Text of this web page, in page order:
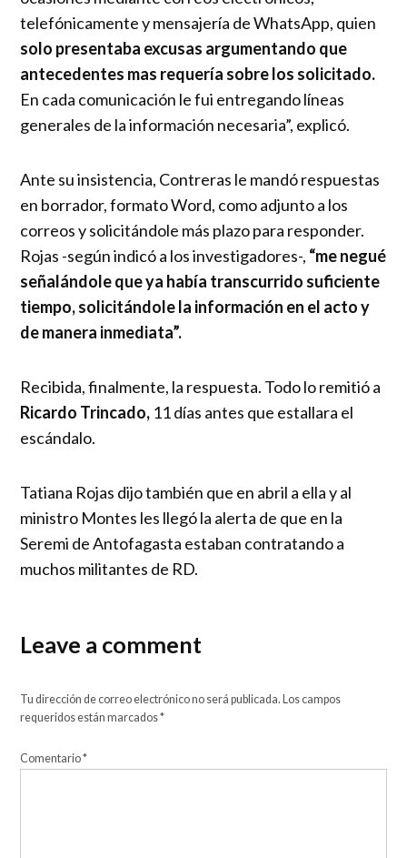
telefónicamente y mensajería de WhatsApp, quien
solo presentaba excusas argumentando que
antecedentes mas requería sobre los solicitado.
En cada comunicación le fui entregando líneas
generales de la información necesaria”, explicó.
Ante su insistencia, Contreras le mandó respuestas
en borrador, formato Word, como adjunto a los
correos y solicitándole más plazo para responder.
Rojas -según indicó a los investigadores-, “me negué
señalándole que ya había transcurrido suficiente
tiempo, solicitándole la información en el acto y
de manera inmediata”.
Recibida, finalmente, la respuesta. Todo lo remitió a
Ricardo Trincado, 11 días antes que estallara el
escándalo.
Tatiana Rojas dijo también que en abril a ella y al
ministro Montes les llegó la alerta de que en la
Seremi de Antofagasta estaban contratando a
muchos militantes de RD.
Leave a comment
Tu dirección de correo electrónico no será publicada. Los campos
requeridos están marcados*
Comentario*